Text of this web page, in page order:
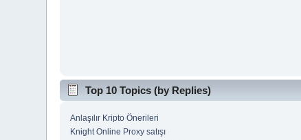
Top 10 Topics (by Replies)
Anlaşılır Kripto Önerileri
Knight Online Proxy satışı